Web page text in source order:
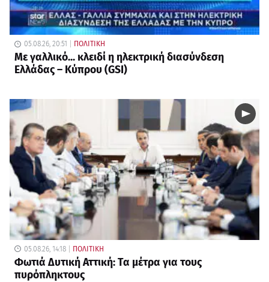
05.08.26, 20:51 ΠΟΛΙΤΙΚΗ
Με γαλλικό... κλειδί η ηλεκτρική διασύνδεση
Ελλάδας – Κύπρου (GSI)
05.08.26, 14:18 ΠΟΛΙΤΙΚΗ
Φωτιά Δυτική Αττική: Τα μέτρα για τους
πυρόπληκτους